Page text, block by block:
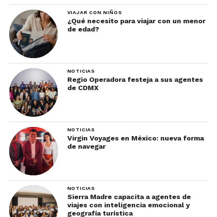
boutique en el corazón de St.
Petersburg, con una terraza exclusiva
con vista a la bahía.
The Vinoy Renaissance St.
Petersburg Resort & Golf Club:
Resort histórico que combina
elegancia clásica con comodidades
modernas.
Consejos para Viajar a St.
Pete y Clearwater
VIAJAR CON NIÑOS
¿Qué necesito para viajar con un menor
de edad?
NOTICIAS
Regio Operadora festeja a sus agentes
de CDMX
NOTICIAS
Virgin Voyages en México: nueva forma
de navegar
NOTICIAS
Sierra Madre capacita a agentes de
viajes con inteligencia emocional y
geografía turística